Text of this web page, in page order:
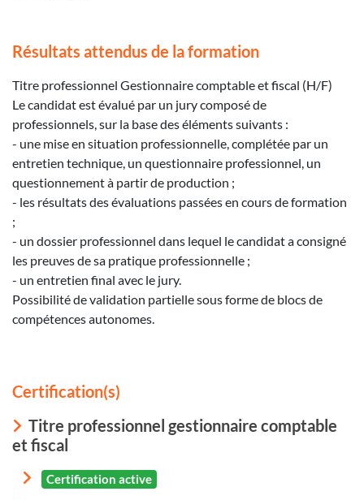
Résultats attendus de la formation
Titre professionnel Gestionnaire comptable et fiscal (H/F)
Le candidat est évalué par un jury composé de
professionnels, sur la base des éléments suivants :
- une mise en situation professionnelle, complétée par un
entretien technique, un questionnaire professionnel, un
questionnement à partir de production ;
- les résultats des évaluations passées en cours de formation
;
- un dossier professionnel dans lequel le candidat a consigné
les preuves de sa pratique professionnelle ;
- un entretien final avec le jury.
Possibilité de validation partielle sous forme de blocs de
compétences autonomes.
Certification(s)
Titre professionnel gestionnaire comptable
et fiscal
Certification active